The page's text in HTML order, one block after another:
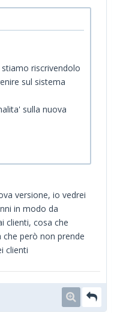
riscrivendolo
sul sistema
sulla nuova
versione, io vedrei
in modo da
clienti, cosa che
però non prende
clienti